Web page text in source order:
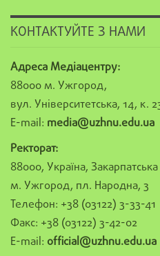
КОНТАКТУЙТЕ З НАМИ
Адреса Медіацентру:
88000 м. Ужгород,
вул. Університетська, 14, к.
E-mail: media@uzhnu.edu.ua
Ректорат:
88000, Україна,
м. Ужгород, пл. Народна, 3
Телефон: +38 (03122) 3-33-41
Факс: +38 (03122) 3-42-02
E-mail: official@uzhnu.edu.ua